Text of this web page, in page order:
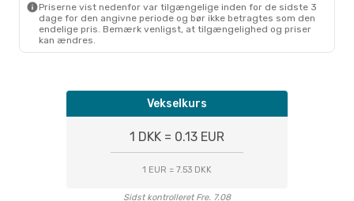
Priserne vist nedenfor var tilgængelige inden for de sidste 3
dage for den angivne periode og bør ikke betragtes som den
endelige pris. Bemærk venligst, at tilgængelighed og priser
kan ændres.
Vekselkurs
1 DKK = 0.13 EUR
1 EUR = 7.53 DKK
Sidst kontrolleret Fre. 7.08